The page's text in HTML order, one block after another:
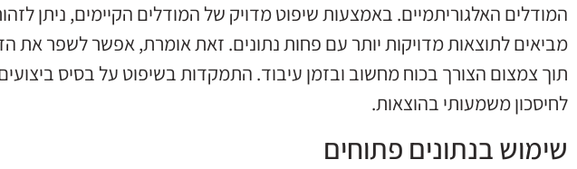
המודלים האלגוריתמיים. באמצעות שיפוט מדויק של המודלים הקיימים, ניתן
מביאים לתוצאות מדויקות יותר עם פחות נתונים. זאת אומרת, אפשר לשפר את
תוך צמצום הצורך בכוח מחשוב ובזמן עיבוד. התמקדות בשיפוט על בסיס
לחיסכון משמעותי בהוצאות.
שימוש בנתונים פתוחים